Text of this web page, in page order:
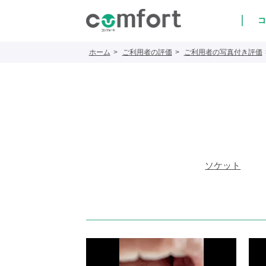
ホーム ご利用者の評価 ご利用者の写真付き評価
ソケット